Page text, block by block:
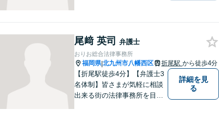
本質把握から解決に至るまで
懇切丁寧に対応します！【宅
建士資格あり】
尾﨑 英司 弁護士
おりお総合法律事務所
福岡県|北九州市八幡西区 折尾駅 から徒歩4分
【折尾駅徒歩4分】【弁護士3
名体制】皆さまが気軽に相談
出来る街の法律事務所を目指
詳細を見
る